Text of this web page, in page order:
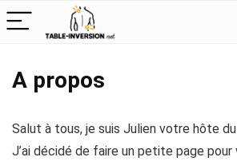
A propos
Salut à tous, je suis Julien votre hôte
J’ai décidé de faire un petite page pour